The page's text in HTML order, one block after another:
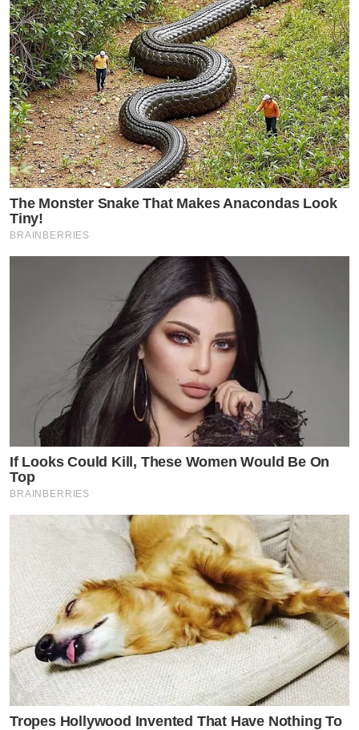
The Monster Snake That Makes Anacondas Look
Tiny!
BRAINBERRIES
If Looks Could Kill, These Women Would Be On
Top
BRAINBERRIES
Tropes Hollywood Invented That Have Nothing To